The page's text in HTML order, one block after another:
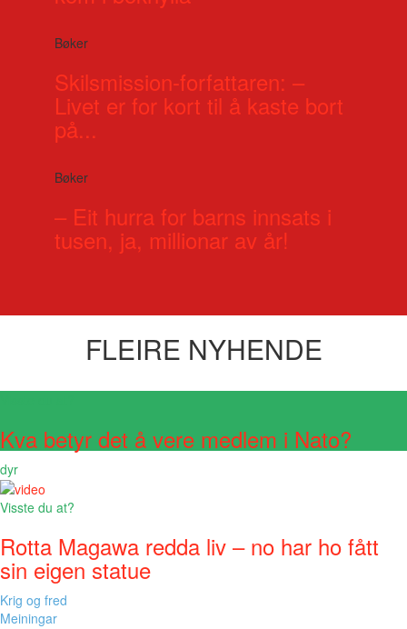
Bøker
Skilsmission-forfattaren: –
Livet er for kort til å kaste bort
på...
Bøker
– Eit hurra for barns innsats i
tusen, ja, millionar av år!
FLEIRE NYHENDE
Kva betyr det å vere medlem i Nato?
dyr
Visste du at?
Rotta Magawa redda liv – no har ho fått
sin eigen statue
Krig og fred
Meiningar